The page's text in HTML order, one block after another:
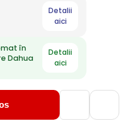
Detalii
aici
în
Dahua
Detalii
aici